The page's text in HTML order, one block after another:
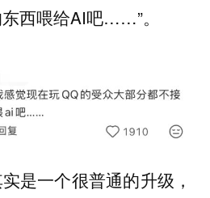
西喂给AI吧……”。
是一个很普通的升级，